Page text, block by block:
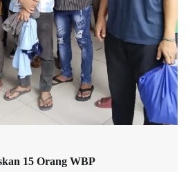
15 Orang WBP